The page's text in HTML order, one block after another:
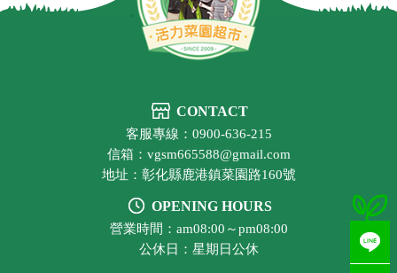
CONTACT
客服專線：0900-636-215
信箱：vgsm665588@gmail.com
地址：彰化縣鹿港鎮菜園路160號
OPENING HOURS
營業時間：am08:00～pm08:00
公休日：星期日公休